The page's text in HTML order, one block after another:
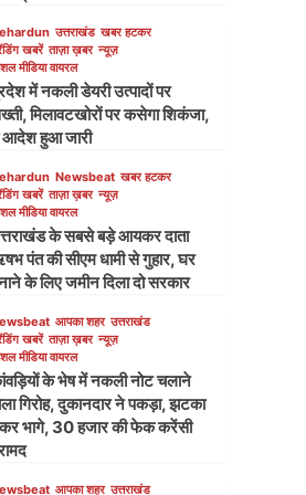
उत्तराखंड खबर हटकर
खबरें ताज़ा ख़बर न्यूज़
मीडिया वायरल
में नकली डेयरी उत्पादों पर
मिलावटखोरों पर कसेगा शिकंजा,
हुआ जारी
Newsbeat खबर हटकर
खबरें ताज़ा ख़बर न्यूज़
मीडिया वायरल
के सबसे बड़े आयकर दाता
पंत की सीएम धामी से गुहार, घर
के लिए जमीन दिला दो सरकार
आपका शहर उत्तराखंड
खबरें ताज़ा ख़बर न्यूज़
मीडिया वायरल
के भेष में नकली नोट चलाने
गिरोह, दुकानदार ने पकड़ा, झटका
भागे, 30 हजार की फेक करेंसी
आपका शहर उत्तराखंड